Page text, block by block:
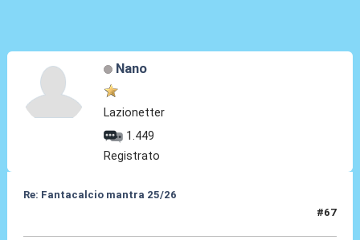
Nano
Lazionetter
1.449
Registrato
Re: Fantacalcio mantra 25/26
#67